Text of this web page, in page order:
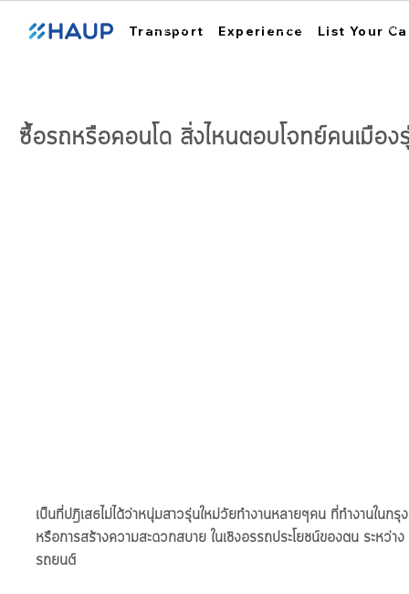
Transport Experience List Your
ฮ้อปคาร์ การใช้งาน สถ
ซื้อรถหรือคอนโด สิ่งไหนตอบโจทย์คนเมือง
เป็นที่ปฎิเสธไม่ได้ว่าหนุ่มสาวรุ่นใหม่วัยทำงานหลายๆคน ที่ทำงานในกรุ
หรือการสร้างความสะดวกสบาย ในเชิงอรรถประโยชน์ของตน ระหว่า
รถยนต์